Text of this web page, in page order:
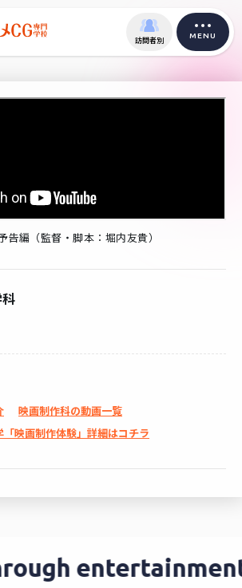
訪問者別 MENU
告編（監督・脚本：堀内友貴）
映画制作科の動画一覧
映画制作体験」詳細はコチラ